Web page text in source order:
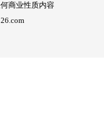
商业性质内容